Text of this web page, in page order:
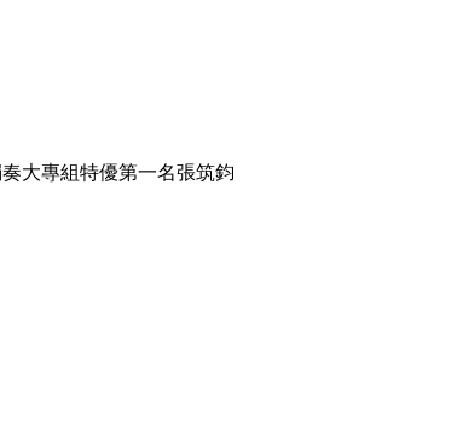
大專組特優第一名張筑鈞